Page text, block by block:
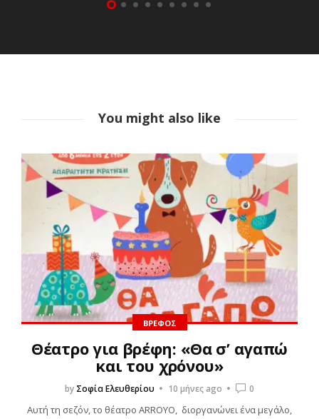
You might also like
ΒΡΈΦΟΣ
Θέατρο για βρέφη: «Θα σ’ αγαπώ
και του χρόνου»
by Σοφία Ελευθερίου 10 μήνες ago 0
Αυτή τη σεζόν, το θέατρο ARROYO, διοργανώνει ένα μεγάλο,